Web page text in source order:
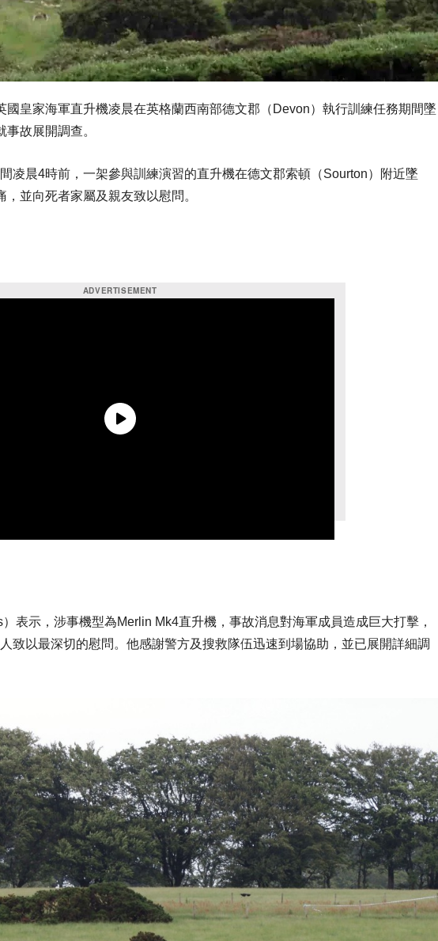
皇家海軍直升機凌晨在英格蘭西南部德文郡（Devon）執行訓練任務期間墜
故展開調查。
凌晨4時前，一架參與訓練演習的直升機在德文郡索頓（Sourton）附近墜
並向死者家屬及親友致以慰問。
表示，涉事機型為Merlin Mk4直升機，事故消息對海軍成員造成巨大打擊，
致以最深切的慰問。他感謝警方及搜救隊伍迅速到場協助，並已展開詳細調